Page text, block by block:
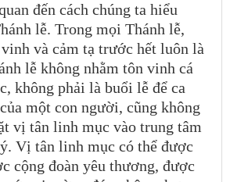
đến cách chúng ta hiểu
lễ. Trong mọi Thánh lễ,
và cảm tạ trước hết luôn là
lễ không nhằm tôn vinh cá
không phải là buổi lễ để ca
một con người, cũng không
vị tân linh mục vào trung tâm
Vị tân linh mục có thể được
cộng đoàn yêu thương, được